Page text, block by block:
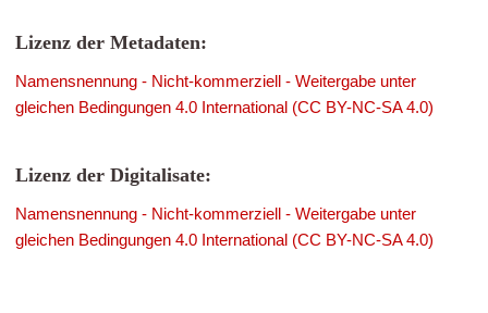
Lizenz der Metadaten:
Namensnennung - Nicht-kommerziell - Weitergabe unter
gleichen Bedingungen 4.0 International (CC BY-NC-SA 4.0)
Lizenz der Digitalisate:
Namensnennung - Nicht-kommerziell - Weitergabe unter
gleichen Bedingungen 4.0 International (CC BY-NC-SA 4.0)